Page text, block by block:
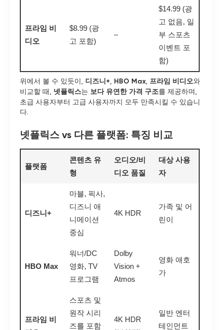
프라임 비
디오
$8.99 (광
고 포함)
–
$14.99 (광
고 없음, 일
부 스포츠
이벤트 포
함)
위에서 볼 수 있듯이, 디즈니+ HBO Max 프라임 비디오와
비교할 때, 넷플릭스는 보다 유연한 가격 구조를 제공하며,
초급 사용자부터 고급 사용자까지 모두 만족시킬 수 있습니
다.
넷플릭스 vs 다른 플랫폼: 특징 비교
플랫폼
콘텐츠 유
형
오디오/비
디오 품질
대상 사용
자
디즈니+
마블, 픽사,
디즈니 애
니메이션
중심
4K HDR
가족 및 어
린이
HBO Max
워너/DC
영화, TV
프로그램
Dolby
Vision +
Atmos
영화 애호
가
프라임 비
스포츠 및
원작 시리
즈를 포함
4K HDR
일반 엔터
테인먼트